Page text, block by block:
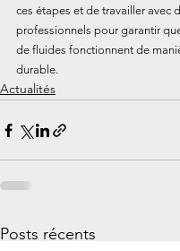
ces étapes et de travailler avec
professionnels pour garantir
de fluides fonctionnent de
durable.
Actualités
Posts récents